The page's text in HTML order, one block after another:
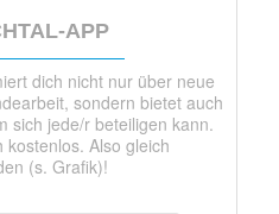
APP
dich nicht nur über neue
sondern bietet auch
sich jede/r beteiligen kann.
kostenlos. Also gleich
(s. Grafik)!